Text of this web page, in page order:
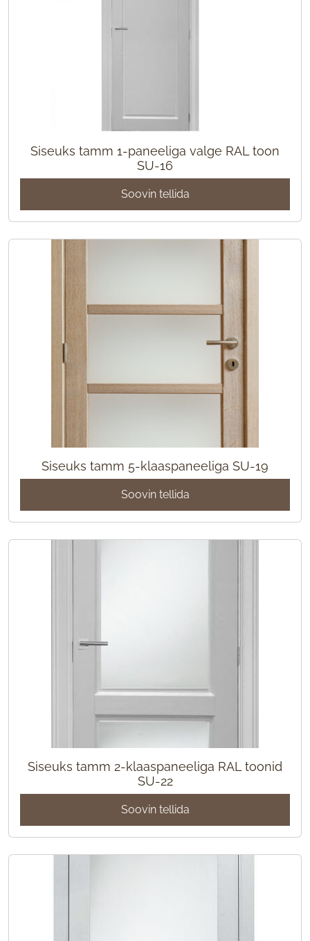
Siseuks tamm 1-paneeliga valge RAL toon
SU-16
Soovin tellida
Siseuks tamm 5-klaaspaneeliga SU-19
Soovin tellida
Siseuks tamm 2-klaaspaneeliga RAL toonid
SU-22
Soovin tellida